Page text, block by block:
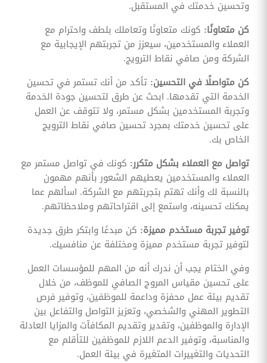
وتحسين خدمتك في المستقبل.
كن متعاونًا: كونك متعاونًا وتعاملك بلطف واحترام مع
العملاء والمستخدمين، سيعزز من تجربتهم الإيجابية مع
الشركة ومن صافي نقاط الترويج.
كن متواصلًا في التحسين: تأكد من أنك تستمر في تحسين
الخدمة التي تقدمها. ابحث عن طرق لتحسين جودة الخدمة
وتجربة المستخدمين بشكل مستمر، ولا تتوقف عن العمل
على تحسين خدمتك بمجرد تحسين صافي نقاط الترويج
الخاص بك.
تواصل مع العملاء بشكل متكرر: كونك في تواصل مستمر مع
العملاء والمستخدمين يعطيهم الشعور بأنهم مهمون
بالنسبة لك وأنك تهتم بتجربتهم مع الشركة. اسألهم عما
يمكنك تحسينه، واستمع إلى اقتراحاتهم وملاحظاتهم.
توفير تجربة مستخدم مميزة: كن مبدعًا وابتكر طرق جديدة
لتوفير تجربة مستخدم مميزة ومختلفة عن منافسيك.
وفي الختام يجب أن ندرك أنه من المهم للمؤسسات العمل
على تحسين مقياس المروج الصافي للموظف، من خلال
تقديم بيئة عمل محفزة وداعمة للموظفين، وتوفير فرص
التطوير المهني والشخصي، وتعزيز التواصل والتفاعل بين
الإدارة والموظفين، وتقدير وتقديم المكافآت والمزايا العادلة
والمناسبة، وتوفير الدعم اللازم للموظفين للتأقلم مع
التحديات والتغييرات المتغيرة في بيئة العمل.